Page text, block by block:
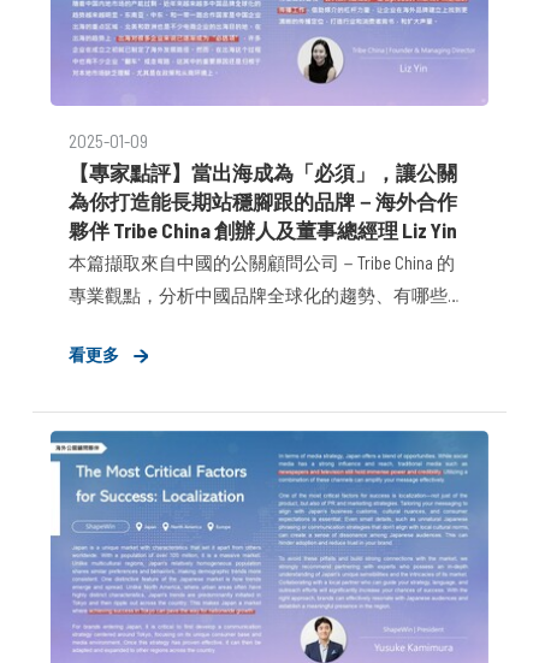
2025-01-09
【專家點評】當出海成為「必須」，讓公關
為你打造能長期站穩腳跟的品牌​－海外合作
夥伴 Tribe China 創辦人及董事總經理 Liz Yin​
本篇擷取來自中國的公關顧問公司－Tribe China 的
專業觀點，分析中國品牌全球化的趨勢、有哪些兵
問所能給予品牌助力的關鍵角色。
看更多